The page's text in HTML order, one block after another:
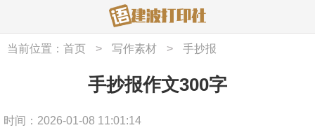
当前位置： 首页 > 写作素材 > 手抄报
手抄报作文300字
时间：2026-01-08 11:01:14